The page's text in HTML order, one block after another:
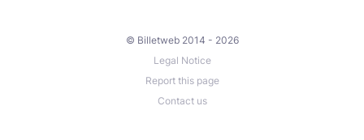
© Billetweb 2014 - 2026
Legal Notice
Report this page
Contact us